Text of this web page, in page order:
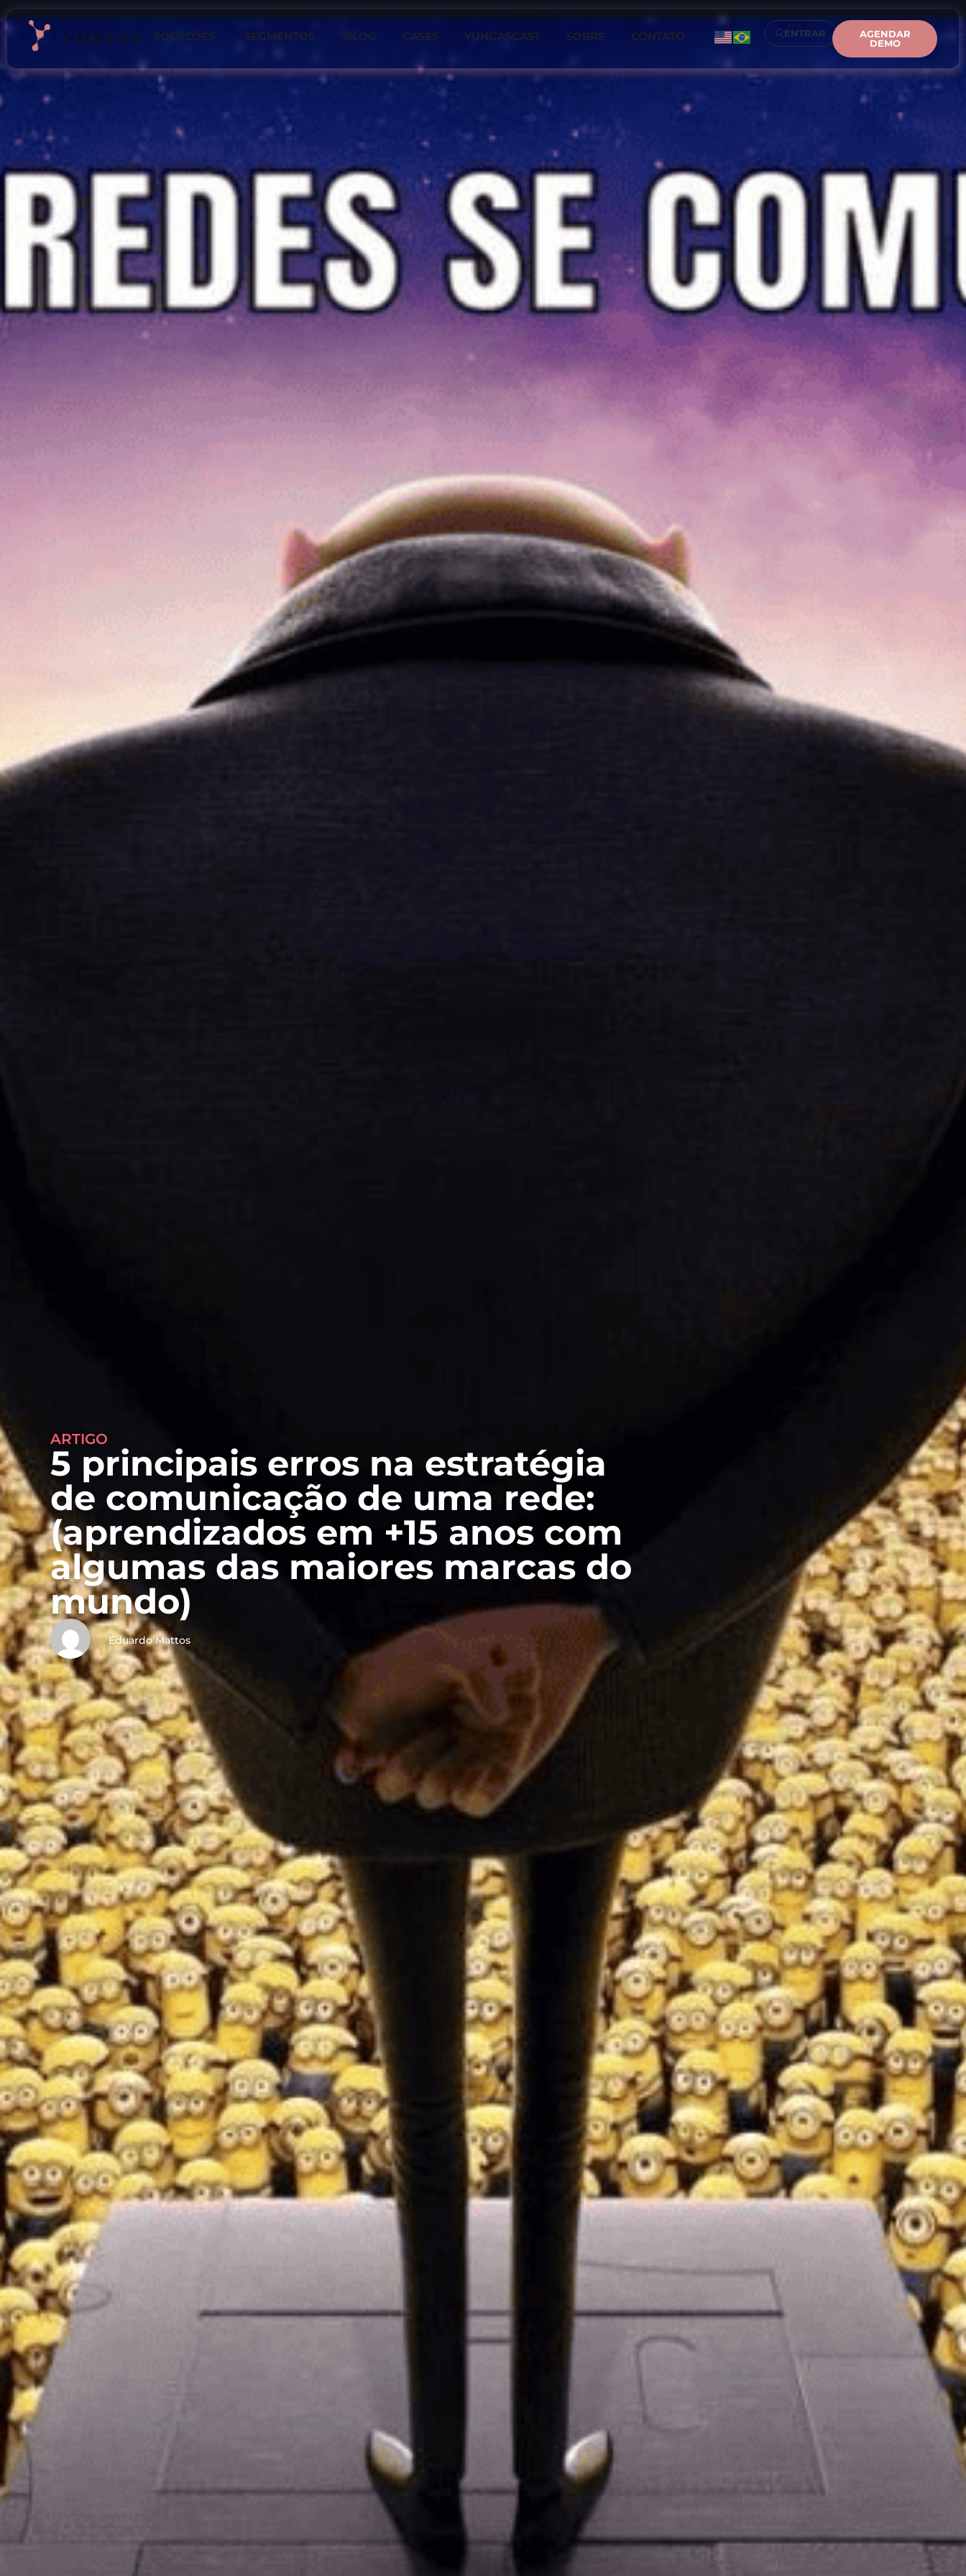
SOLUÇÕES SEGMENTOS BLOG CASES YUNGASCAST SOBRE CONTATO ENTRAR
AGENDAR
DEMO
ARTIGO
5 principais erros na estratégia
de comunicação de uma rede:
(aprendizados em +15 anos com
algumas das maiores marcas do
mundo)
Eduardo Mattos